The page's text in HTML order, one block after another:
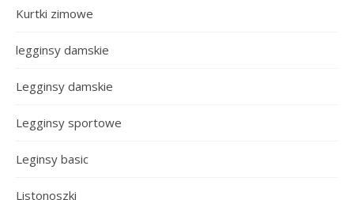
Kurtki zimowe
legginsy damskie
Legginsy damskie
Legginsy sportowe
Leginsy basic
Listonoszki